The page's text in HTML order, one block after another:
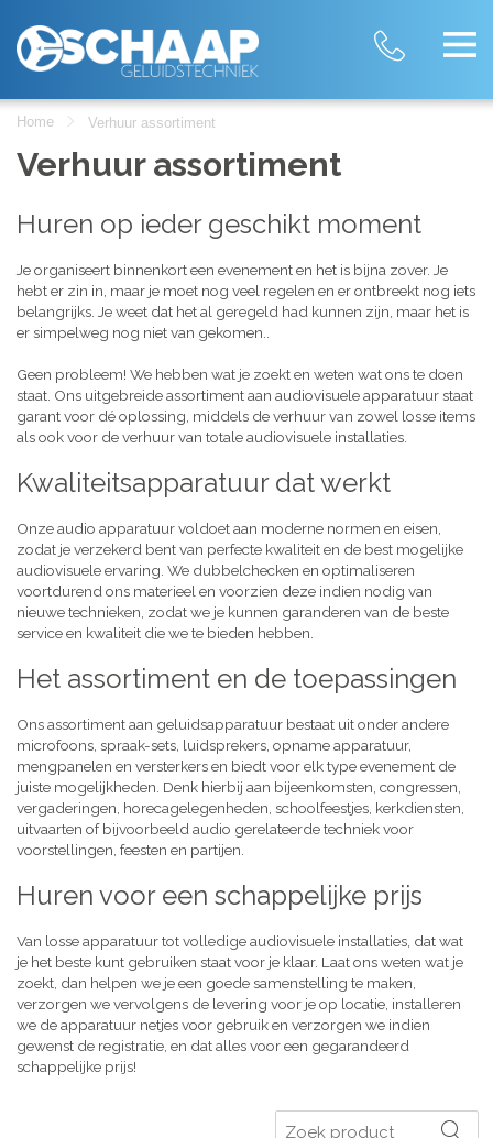
Home Verhuur assortiment
Verhuur assortiment
Huren op ieder geschikt moment
Je organiseert binnenkort een evenement en het is bijna zover. Je
hebt er zin in, maar je moet nog veel regelen en er ontbreekt nog iets
belangrijks. Je weet dat het al geregeld had kunnen zijn, maar het is
er simpelweg nog niet van gekomen..
Geen probleem! We hebben wat je zoekt en weten wat ons te doen
staat. Ons uitgebreide assortiment aan audiovisuele apparatuur staat
garant voor dé oplossing, middels de verhuur van zowel losse items
als ook voor de verhuur van totale audiovisuele installaties.
Kwaliteitsapparatuur dat werkt
Onze audio apparatuur voldoet aan moderne normen en eisen,
zodat je verzekerd bent van perfecte kwaliteit en de best mogelijke
audiovisuele ervaring. We dubbelchecken en optimaliseren
voortdurend ons materieel en voorzien deze indien nodig van
nieuwe technieken, zodat we je kunnen garanderen van de beste
service en kwaliteit die we te bieden hebben.
Het assortiment en de toepassingen
Ons assortiment aan geluidsapparatuur bestaat uit onder andere
microfoons, spraak-sets, luidsprekers, opname apparatuur,
mengpanelen en versterkers en biedt voor elk type evenement de
juiste mogelijkheden. Denk hierbij aan bijeenkomsten, congressen,
vergaderingen, horecagelegenheden, schoolfeestjes, kerkdiensten,
uitvaarten of bijvoorbeeld audio gerelateerde techniek voor
voorstellingen, feesten en partijen.
Huren voor een schappelijke prijs
Van losse apparatuur tot volledige audiovisuele installaties, dat wat
je het beste kunt gebruiken staat voor je klaar. Laat ons weten wat je
zoekt, dan helpen we je een goede samenstelling te maken,
verzorgen we vervolgens de levering voor je op locatie, installeren
we de apparatuur netjes voor gebruik en verzorgen we indien
gewenst de registratie, en dat alles voor een gegarandeerd
schappelijke prijs!
Zoeken